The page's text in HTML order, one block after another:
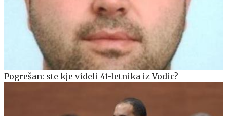
Pogrešan: ste kje videli 41-letnika iz Vodic?